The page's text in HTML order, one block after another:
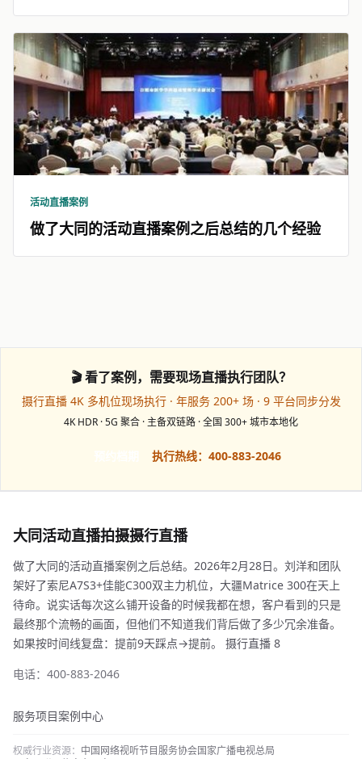
活动直播案例
做了大同的活动直播案例之后总结的几个经验
🎬 看了案例，需要现场直播执行团队？
摄行直播 4K 多机位现场执行 · 年服务 200+ 场 · 9 平台同步分发
4K HDR · 5G 聚合 · 主备双链路 · 全国 300+ 城市本地化
执行热线：400-883-2046
大同活动直播拍摄摄行直播
做了大同的活动直播案例之后总结。2026年2月28日。刘洋和团队
架好了索尼A7S3+佳能C300双主力机位，大疆Matrice 300在天上
待命。说实话每次这么铺开设备的时候我都在想，客户看到的只是
最终那个流畅的画面，但他们不知道我们背后做了多少冗余准备。
如果按时间线复盘：提前9天踩点→提前。 摄行直播 8
电话：400-883-2046
服务项目案例中心
权威行业资源： 中国网络视听节目服务协会国家广播电视总局